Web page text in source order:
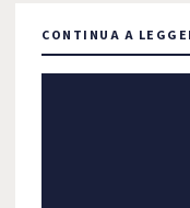
CONTINUA A